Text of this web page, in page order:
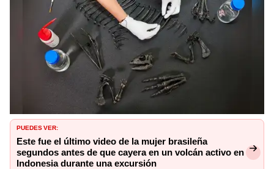
PUEDES VER:
Este fue el último video de la mujer brasileña
segundos antes de que cayera en un volcán activo en
Indonesia durante una excursión